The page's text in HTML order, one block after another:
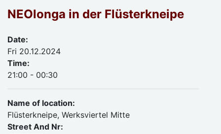
NEOlonga in der Flüsterkneipe
Date:
Fri 20.12.2024
Time:
21:00 - 00:30
Name of location:
Flüsterkneipe, Werksviertel Mitte
Street And Nr: